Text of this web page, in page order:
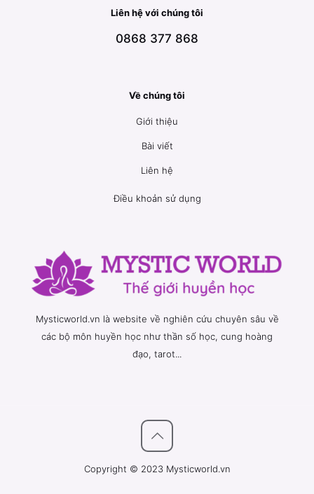
Liên hệ với chúng tôi
0868 377 868
Về chúng tôi
Giới thiệu
Bài viết
Liên hệ
Điều khoản sử dụng
Mysticworld.vn là website về nghiên cứu chuyên sâu về
các bộ môn huyền học như thần số học, cung hoàng
đạo, tarot...
Copyright © 2023 Mysticworld.vn